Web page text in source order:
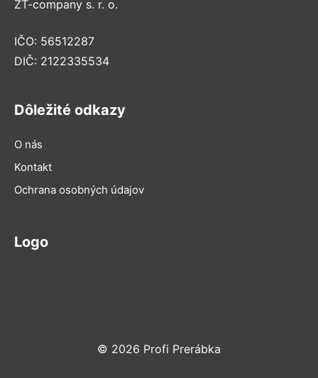
ZT-company s. r. o.
IČO: 56512287
DIČ: 2122335534
Dôležité odkazy
O nás
Kontakt
Ochrana osobných údajov
Logo
© 2026 Profi Prerábka